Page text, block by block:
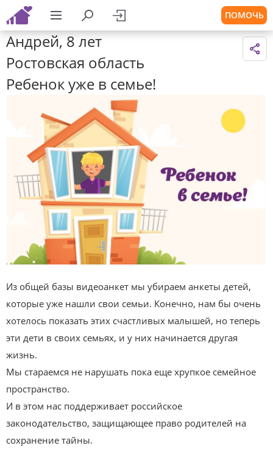
ПОМОЧЬ
Андрей, 8 лет
Ростовская область
Ребенок уже в семье!
Из общей базы видеоанкет мы убираем анкеты детей,
которые уже нашли свои семьи. Конечно, нам бы очень
хотелось показать этих счастливых малышей, но теперь
эти дети в своих семьях, и у них начинается другая
жизнь.
Мы стараемся не нарушать пока еще хрупкое семейное
пространство.
И в этом нас поддерживает российское
законодательство, защищающее право родителей на
сохранение тайны.